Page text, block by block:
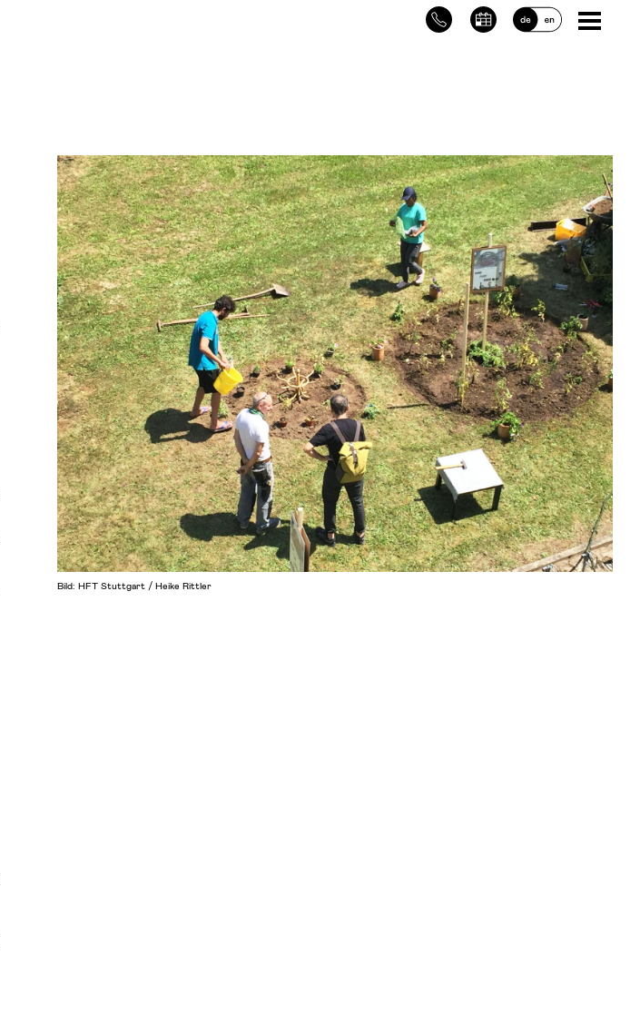
Bild: HFT Stuttgart / Heike Rittler